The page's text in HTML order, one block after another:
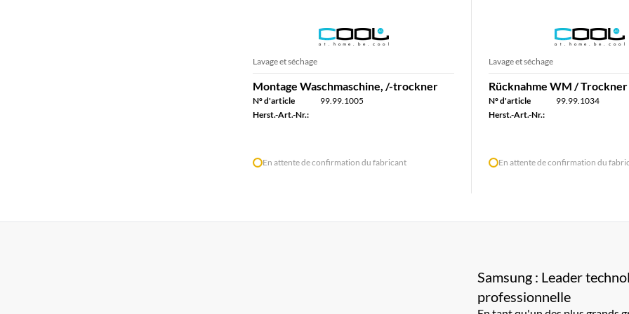
Lavage et séchage
Montage Waschmaschine, /-trockner
N° d'article
99.99.1005
Herst.-Art.-Nr.:
En attente de confirmation du fabricant
Lavage et séchage
Rücknahme WM /
N° d'article
99.99.1034
Herst.-Art.-Nr.:
En attente de confirmation du
Samsung : Leader
professionnelle